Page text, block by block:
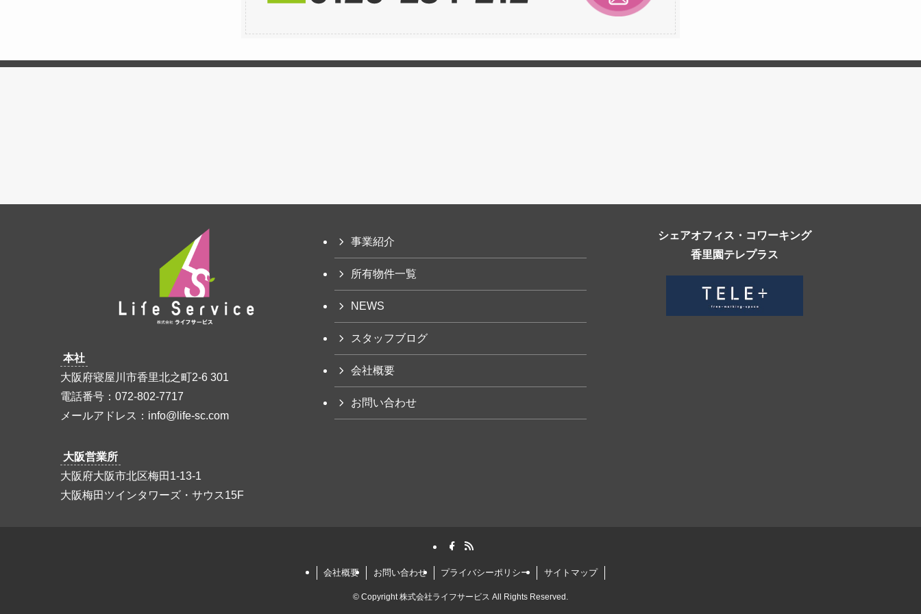
本社
大阪府寝屋川市香里北之町2-6 301
電話番号：072-802-7717
メールアドレス：info@life-sc.com
大阪営業所
大阪府大阪市北区梅田1-13-1
大阪梅田ツインタワーズ・サウス15F
事業紹介
所有物件一覧
NEWS
スタッフブログ
会社概要
お問い合わせ
シェアオフィス・コワーキング
香里園テレプラス
会社概要 お問い合わせ プライバシーポリシー サイトマップ
© Copyright 株式会社ライフサービス All Rights Reserved.